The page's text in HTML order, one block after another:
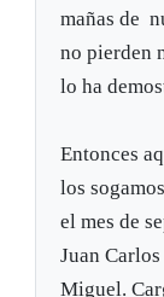
mañas de
no pierden
lo ha
Entonces
los
el mes de
Juan
Miguel.